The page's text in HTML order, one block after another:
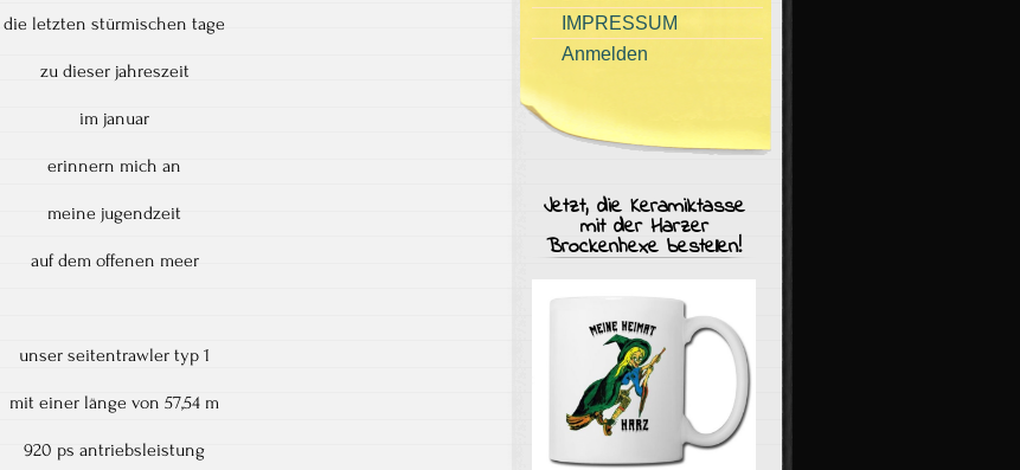
die letzten stürmischen tage
zu dieser jahreszeit
im januar
erinnern mich an
meine jugendzeit
auf dem offenen meer
unser seitentrawler typ 1
mit einer länge von 57,54 m
920 ps antriebsleistung
IMPRESSUM
Anmelden
Jetzt, die Keramiktasse
mit der Harzer
Brockenhexe bestellen!